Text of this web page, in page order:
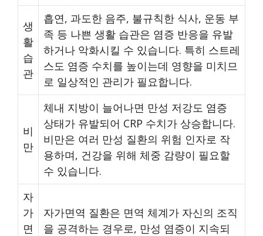
생
활
습
관
흡연, 과도한 음주, 불규칙한 식사, 운동 부
족 등 나쁜 생활 습관은 염증 반응을 유발
하거나 악화시킬 수 있습니다. 특히 스트레
스도 염증 수치를 높이는데 영향을 미치므
로 일상적인 관리가 필요합니다.
비
만
체내 지방이 늘어나면 만성 저강도 염증
상태가 유발되어 CRP 수치가 상승합니다.
비만은 여러 만성 질환의 위험 인자로 작
용하며, 건강을 위해 체중 감량이 필요할
수 있습니다.
자
가
면
자가면역 질환은 면역 체계가 자신의 조직
을 공격하는 경우로, 만성 염증이 지속되